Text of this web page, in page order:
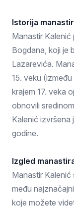
Istorija
Manastir
Bogdana, koji je
Lazarevića.
15. veku
krajem 17. veka
obnovili
Kalenić izvršena
godine.
Izgled
Manastir Kalenić
među
koje možete